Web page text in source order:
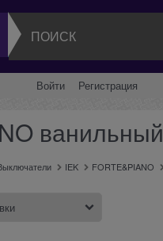
Войти Регистрация
ванильный
IEK FORTE&PIANO